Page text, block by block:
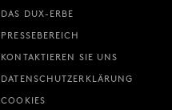
DAS DUX-ERBE
PRESSEBEREICH
KONTAKTIEREN SIE UNS
DATENSCHUTZERKLÄRUNG
COOKIES